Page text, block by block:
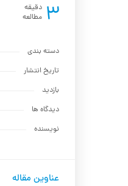
3 دقیقه
مطالعه
دسته بندی
تاریخ انتشار
بازدید
دیدگاه ها
نویسنده
عناوین مقاله